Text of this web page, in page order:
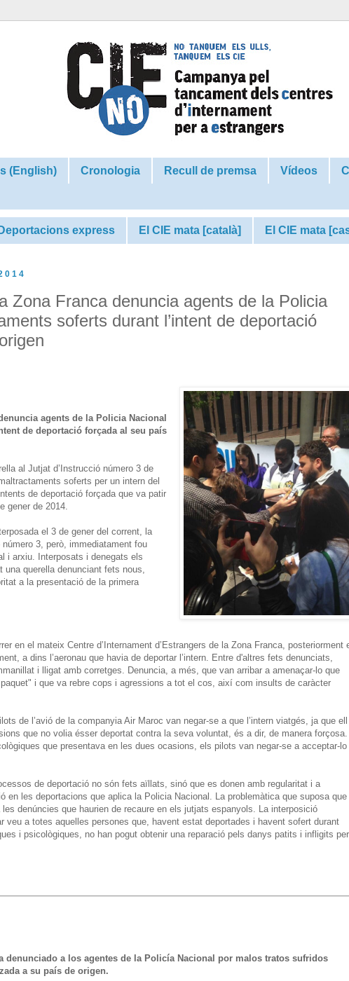
(English) Cronologia Recull de premsa Vídeos
Deportacions express El CIE mata [català] El CIE mata
Zona Franca denuncia agents de la Policia
soferts durant l’intent de deportació
agents de la Policia Nacional
de deportació forçada al seu país
al Jutjat d’Instrucció número 3 de
soferts per un intern del
de deportació forçada que va patir
gener de 2014.
el 3 de gener del corrent, la
3, però, immediatament fou
i arxiu. Interposats i denegats els
querella denunciant fets nous,
a la presentació de la primera
en el mateix Centre d’Internament d’Estrangers de la Zona Franca, posteriorment
a dins l’aeronau que havia de deportar l’intern. Entre d'altres fets denunciats,
i lligat amb corretges. Denuncia, a més, que van arribar a amenaçar-lo que
i que va rebre cops i agressions a tot el cos, així com insults de caràcter
de l’avió de la companyia Air Maroc van negar-se a que l’intern viatgés, ja que ell
que no volia ésser deportat contra la seva voluntat, és a dir, de manera forçosa.
que presentava en les dues ocasions, els pilots van negar-se a acceptar-lo
de deportació no són fets aïllats, sinó que es donen amb regularitat i a
en les deportacions que aplica la Policia Nacional. La problemàtica que suposa que
denúncies que haurien de recaure en els jutjats espanyols. La interposició
veu a totes aquelles persones que, havent estat deportades i havent sofert durant
i psicològiques, no han pogut obtenir una reparació pels danys patits i infligits per
denunciado a los agentes de la Policía Nacional por malos tratos sufridos
a su país de origen.